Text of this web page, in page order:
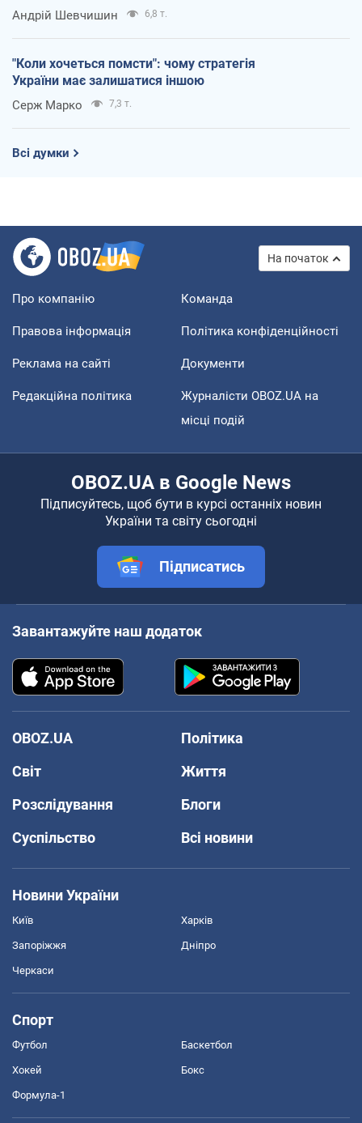
Андрій Шевчишин 6,8 т.
"Коли хочеться помсти": чому стратегія
України має залишатися іншою
Серж Марко 7,3 т.
Всі думки
На початок
Про компанію Команда
Правова інформація Політика конфіденційності
Реклама на сайті Документи
Редакційна політика
Журналісти OBOZ.UA на
місці подій
OBOZ.UA в Google News
Підписуйтесь, щоб бути в курсі останніх новин
України та світу сьогодні
Підписатись
Завантажуйте наш додаток
OBOZ.UA
Політика
Світ
Життя
Розслідування
Блоги
Суспільство
Всі новини
Новини України
Київ Харків
Запоріжжя Дніпро
Черкаси
Спорт
Футбол Баскетбол
Хокей Бокс
Формула-1